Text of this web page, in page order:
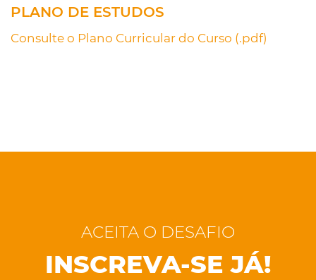
PLANO DE ESTUDOS
Consulte o Plano Curricular do Curso (.pdf)
ACEITA O DESAFIO
INSCREVA-SE JÁ!